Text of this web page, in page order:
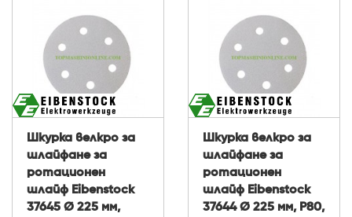
Шкурка велкро за
шлайфане за
ротационен
шлайф Eibenstock
37645 Ø 225 мм,
Шкурка велкро за
шлайфане за
ротационен
шлайф Eibenstock
37644 Ø 225 мм, P80,